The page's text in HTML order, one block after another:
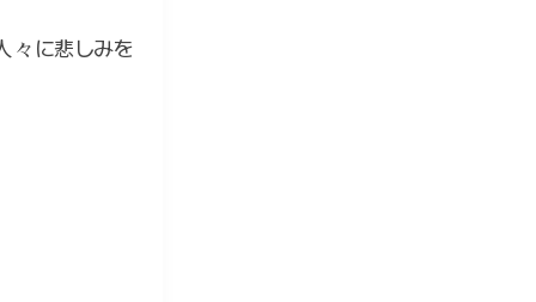
々に悲しみを